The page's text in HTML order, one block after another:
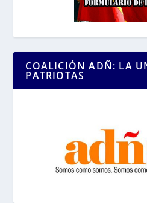
COALICIÓN ADÑ: LA
PATRIOTAS